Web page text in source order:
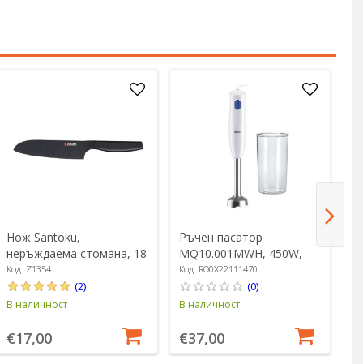
Нож Santoku,
неръждаема стомана, 18
см - Zokura
Код: Z1354
(2)
В наличност
€17,00
Ръчен пасатор
MQ10.001MWH, 450W,
"MultiQuick 1", бял -
Braun
Код: RO0X22111470
(0)
В наличност
€37,00